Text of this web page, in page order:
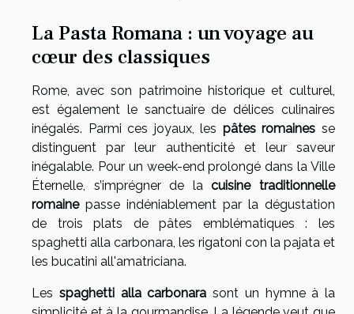
La Pasta Romana : un voyage au
cœur des classiques
Rome, avec son patrimoine historique et culturel,
est également le sanctuaire de délices culinaires
inégalés. Parmi ces joyaux, les pâtes romaines se
distinguent par leur authenticité et leur saveur
inégalable. Pour un week-end prolongé dans la Ville
Éternelle, s’imprégner de lacuisine traditionnelle
romainepasse indéniablement par la dégustation
de trois plats de pâtes emblématiques : les
spaghetti alla carbonara, les rigatoni con la pajata et
les bucatini all'amatriciana.
Les spaghetti alla carbonara sont un hymne à la